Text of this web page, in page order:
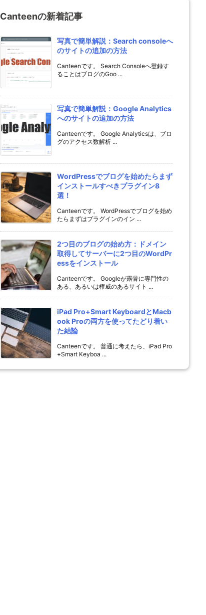
Canteenの新着記事
写真で簡単解説：Search consoleへ
のサイトの追加の方法
Canteenです。 Search Consoleへ登録す
ることはブログのGoo ...
写真で簡単解説：Google Analytics
へのサイトの追加の方法
Canteenです。 Google Analyticsは、ブロ
グのアクセス数解析 ...
WordPressでブログを始めたらまず
インストールすべきプラグイン8
選！
Canteenです。 WordPressでブログを始め
たらまずはプラグインのイン ...
2つ目のブログの始め方：ドメイン
取得してサーバーに2つ目のWordPr
essをインストール
Canteenです。 Googleが露骨に専門性の
ある、あるいは権威のあるサイト ...
iPad Pro+Smart KeyboardとMacb
ook Proの両方を使ってたどり着い
た結論
Canteenです。 普通に考えたら、iPad Pro
+Smart Keyboa ...